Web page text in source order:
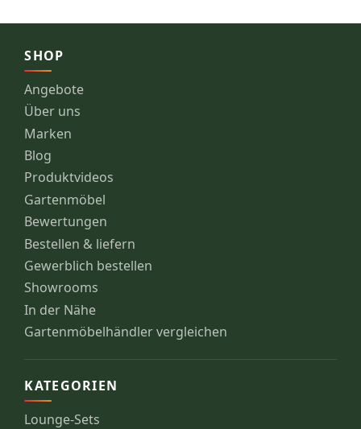
SHOP
Angebote
Über uns
Marken
Blog
Produktvideos
Gartenmöbel
Bewertungen
Bestellen & liefern
Gewerblich bestellen
Showrooms
In der Nähe
Gartenmöbelhändler vergleichen
KATEGORIEN
Lounge-Sets